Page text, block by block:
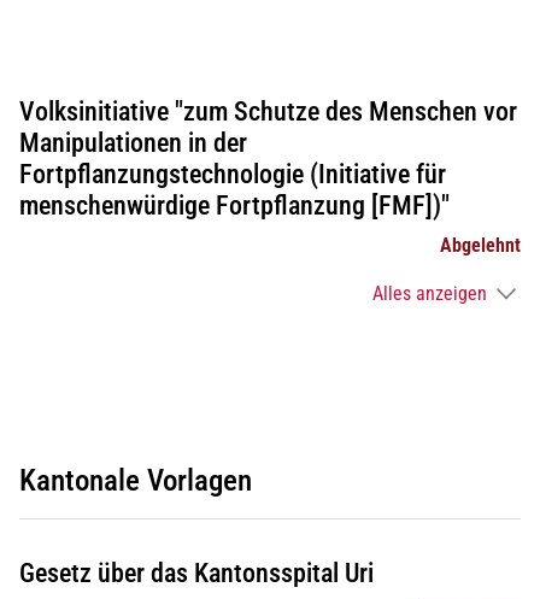
Volksinitiative "zum Schutze des Menschen vor
Manipulationen in der
Fortpflanzungstechnologie (Initiative für
menschenwürdige Fortpflanzung [FMF])"
Abgelehnt
Alles anzeigen
Kantonale Vorlagen
Gesetz über das Kantonsspital Uri